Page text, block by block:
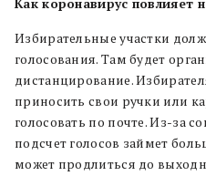
Как коронавирус повлияет
Избирательные участки
голосования. Там будет
дистанцирование.
приносить свои ручки или
голосовать по почте. Из-за
подсчет голосов займет
может продлиться до